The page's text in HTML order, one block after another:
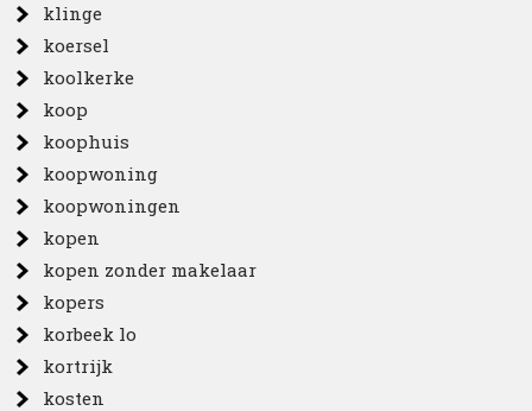
klinge
koersel
koolkerke
koop
koophuis
koopwoning
koopwoningen
kopen
kopen zonder makelaar
kopers
korbeek lo
kortrijk
kosten